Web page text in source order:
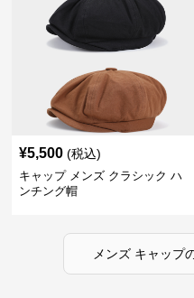
¥5,500 (税込)
キャップ メンズ クラシック ハ
ンチング帽
メンズ キャップ